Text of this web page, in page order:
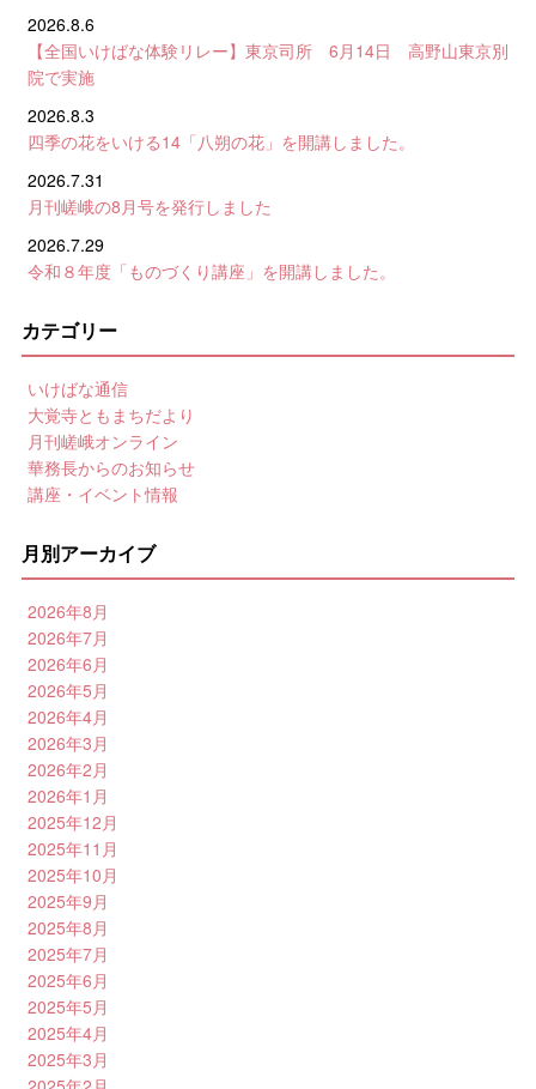
2026.8.6
【全国いけばな体験リレー】東京司所 6月14日 高野山東京別
院で実施
2026.8.3
四季の花をいける14「八朔の花」を開講しました。
2026.7.31
月刊嵯峨の8月号を発行しました
2026.7.29
令和８年度「ものづくり講座」を開講しました。
カテゴリー
いけばな通信
大覚寺ともまちだより
月刊嵯峨オンライン
華務長からのお知らせ
講座・イベント情報
月別アーカイブ
2026年8月
2026年7月
2026年6月
2026年5月
2026年4月
2026年3月
2026年2月
2026年1月
2025年12月
2025年11月
2025年10月
2025年9月
2025年8月
2025年7月
2025年6月
2025年5月
2025年4月
2025年3月